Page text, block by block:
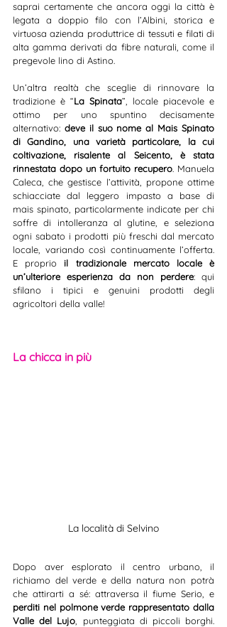
saprai certamente che ancora oggi la città è
legata a doppio filo con l’Albini, storica e
virtuosa azienda produttrice di tessuti e filati di
alta gamma derivati da fibre naturali, come il
pregevole lino di Astino.
Un’altra realtà che sceglie di rinnovare la
tradizione è “La Spinata”, locale piacevole e
ottimo per uno spuntino decisamente
alternativo: deve il suo nome al Mais Spinato
di Gandino, una varietà particolare, la cui
coltivazione, risalente al Seicento, è stata
rinnestata dopo un fortuito recupero. Manuela
Caleca, che gestisce l’attività, propone ottime
schiacciate dal leggero impasto a base di
mais spinato, particolarmente indicate per chi
soffre di intolleranza al glutine, e seleziona
ogni sabato i prodotti più freschi dal mercato
locale, variando così continuamente l’offerta.
E proprio il tradizionale mercato locale è
un’ulteriore esperienza da non perdere: qui
sfilano i tipici e genuini prodotti degli
agricoltori della valle!
La chicca in più
La località di Selvino
Dopo aver esplorato il centro urbano, il
richiamo del verde e della natura non potrà
perditi nel polmone verde rappresentato dalla
Valle del Lujo , punteggiata di piccoli borghi.